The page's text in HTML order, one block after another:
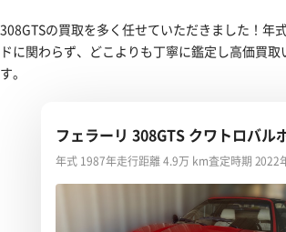
308GTSの買取を多く任せていただきました！年
ドに関わらず、どこよりも丁寧に鑑定し高価買取
す。
フェラーリ 308GTS クワトロバル
車
年式 1987年走行距離 4.9万 km査定時期 2022